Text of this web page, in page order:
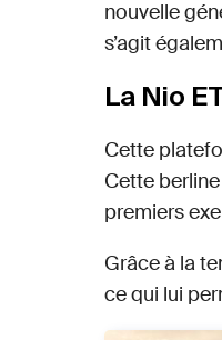
nouvelle
s’agit
La Nio
Cette
Cette
premiers
Grâce à la
ce qui lui